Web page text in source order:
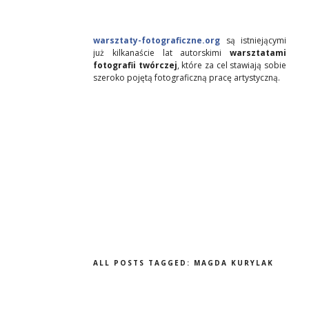
warsztaty-fotograficzne.org są istniejącymi
już kilkanaście lat autorskimi warsztatami
fotografii twórczej, które za cel stawiają sobie
szeroko pojętą fotograficzną pracę artystyczną.
ALL POSTS TAGGED: MAGDA KURYLAK